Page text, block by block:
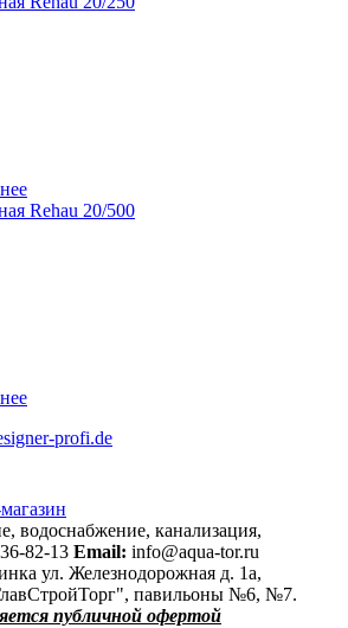
Rehau 20/500
profi.de
водоснабжение, канализация,
82-13 Email: info@aqua-tor.ru
ул. Железнодорожная д. 1а,
павильоны №6, №7.
публичной офертой